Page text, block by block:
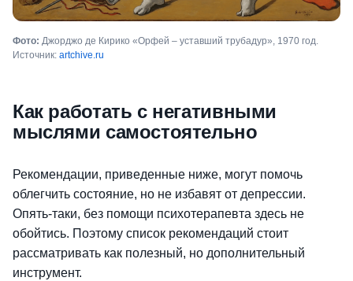
Фото: Джорджо де Кирико «Орфей – уставший трубадур», 1970 год.
Источник: artchive.ru
Как работать с негативными
мыслями самостоятельно
Рекомендации, приведенные ниже, могут помочь
облегчить состояние, но не избавят от депрессии.
Опять-таки, без помощи психотерапевта здесь не
обойтись. Поэтому список рекомендаций стоит
рассматривать как полезный, но дополнительный
инструмент.